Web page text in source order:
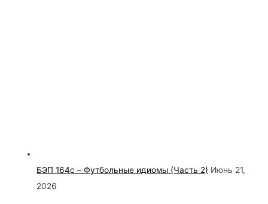
БЭП 164c – Футбольные идиомы (Часть 2) Июнь 21,
2026